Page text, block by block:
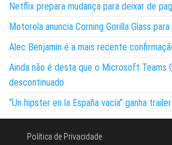
Netflix prepara mudança para deixar de
Motorola anuncia Corning Gorilla Glass
Alec Benjamin é a mais recente
Ainda não é desta que o Microsoft Teams
descontinuado
“Un hipster en la España vacía” ganha
Política de Privacidade